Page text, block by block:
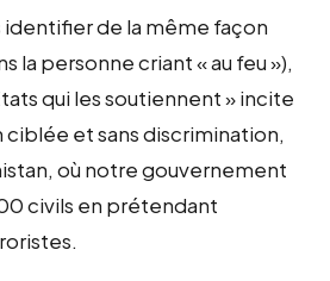
de la même façon
la personne criant « au feu »),
qui les soutiennent » incite
ciblée et sans discrimination,
où notre gouvernement
civils en prétendant